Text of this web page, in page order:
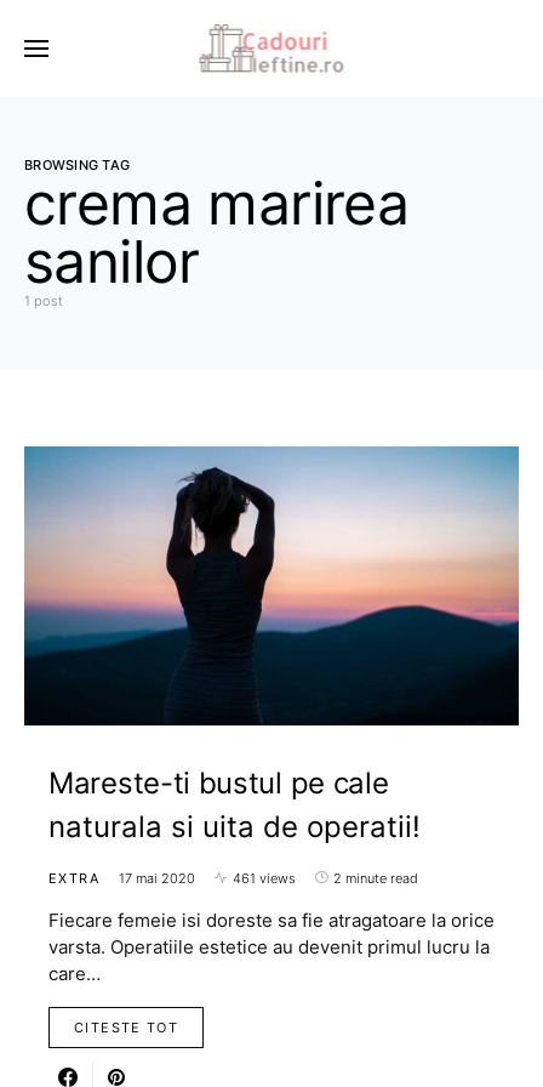
BROWSING TAG
crema marirea
sanilor
1 post
Mareste-ti bustul pe cale
naturala si uita de operatii!
EXTRA 17 mai 2020 461 views 2 minute read
Fiecare femeie isi doreste sa fie atragatoare la orice
varsta. Operatiile estetice au devenit primul lucru la
care…
CITESTE TOT